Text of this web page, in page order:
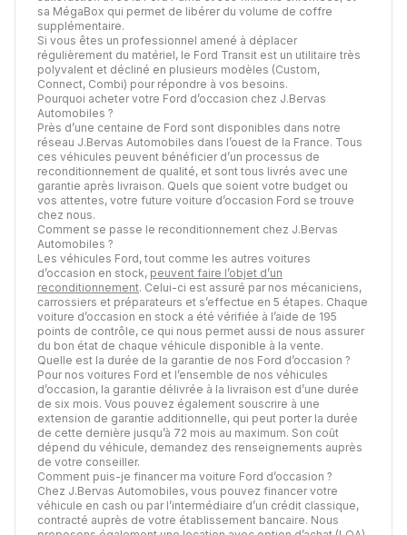
sa MégaBox qui permet de libérer du volume de coffre
supplémentaire.
Si vous êtes un professionnel amené à déplacer
régulièrement du matériel, le Ford Transit est un utilitaire très
polyvalent et décliné en plusieurs modèles (Custom,
Connect, Combi) pour répondre à vos besoins.
Pourquoi acheter votre Ford d’occasion chez J.Bervas
Automobiles ?
Près d’une centaine de Ford sont disponibles dans notre
réseau J.Bervas Automobiles dans l’ouest de la France. Tous
ces véhicules peuvent bénéficier d’un processus de
reconditionnement de qualité, et sont tous livrés avec une
garantie après livraison. Quels que soient votre budget ou
vos attentes, votre future voiture d’occasion Ford se trouve
chez nous.
Comment se passe le reconditionnement chez J.Bervas
Automobiles ?
Les véhicules Ford, tout comme les autres voitures
d’occasion en stock, peuvent faire l’objet d’un
reconditionnement. Celui-ci est assuré par nos mécaniciens,
carrossiers et préparateurs et s’effectue en 5 étapes. Chaque
voiture d’occasion en stock a été vérifiée à l’aide de 195
points de contrôle, ce qui nous permet aussi de nous assurer
du bon état de chaque véhicule disponible à la vente.
Quelle est la durée de la garantie de nos Ford d’occasion ?
Pour nos voitures Ford et l’ensemble de nos véhicules
d’occasion, la garantie délivrée à la livraison est d’une durée
de six mois. Vous pouvez également souscrire à une
extension de garantie additionnelle, qui peut porter la durée
de cette dernière jusqu’à 72 mois au maximum. Son coût
dépend du véhicule, demandez des renseignements auprès
de votre conseiller.
Comment puis-je financer ma voiture Ford d’occasion ?
Chez J.Bervas Automobiles, vous pouvez financer votre
véhicule en cash ou par l’intermédiaire d’un crédit classique,
contracté auprès de votre établissement bancaire. Nous